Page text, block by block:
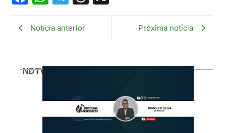
Notícia anterior Próxima notícia
NDTV